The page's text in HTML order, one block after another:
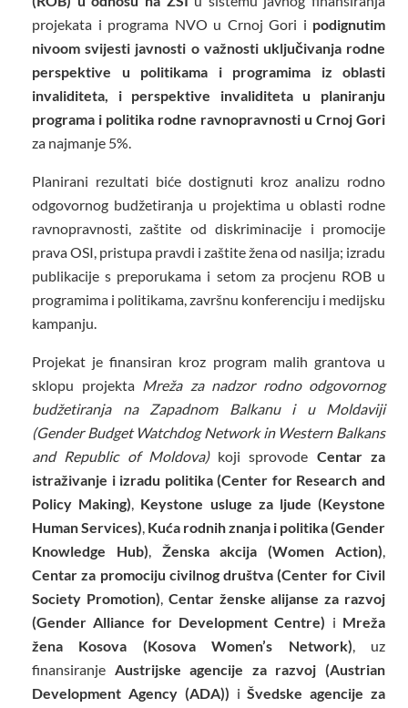
projekata i programa NVO u Crnoj Gori i podignutim
nivoom svijesti javnosti o važnosti uključivanja rodne
perspektive u politikama i programima iz oblasti
invaliditeta, i perspektive invaliditeta u planiranju
programa i politika rodne ravnopravnosti u Crnoj Gori
za najmanje 5%.
Planirani rezultati biće dostignuti kroz analizu rodno
odgovornog budžetiranja u projektima u oblasti rodne
ravnopravnosti, zaštite od diskriminacije i promocije
prava OSI, pristupa pravdi i zaštite žena od nasilja; izradu
publikacije s preporukama i setom za procjenu ROB u
programima i politikama, završnu konferenciju i medijsku
kampanju.
Projekat je finansiran kroz program malih grantova u
sklopu projekta Mreža za nadzor rodno odgovornog
budžetiranja na Zapadnom Balkanu i u Moldaviji
(Gender Budget Watchdog Network in Western Balkans
and Republic of Moldova) koji sprovode Centar za
istraživanje i izradu politika (Center for Research and
Policy Making), Keystone usluge za ljude (Keystone
Human Services), Kuća rodnih znanja i politika (Gender
Knowledge Hub), Ženska akcija (Women Action),
Centar za promociju civilnog društva (Center for Civil
Society Promotion), Centar ženske alijanse za razvoj
(Gender Alliance for Development Centre) i Mreža
žena Kosova (Kosova Women’s Network), uz
finansiranje Austrijske agencije za razvoj (Austrian
Development Agency (ADA)) iŠvedske agencije za